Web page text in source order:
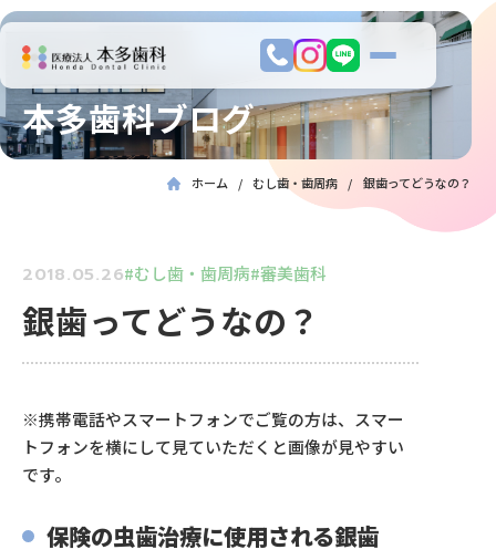
本多歯科ブログ
ホーム むし歯・歯周病 銀歯ってどうなの？
2018.05.26 むし歯・歯周病 審美歯科
銀歯ってどうなの？
※携帯電話やスマートフォンでご覧の方は、スマー
トフォンを横にして見ていただくと画像が見やすい
です。
保険の虫歯治療に使用される銀歯